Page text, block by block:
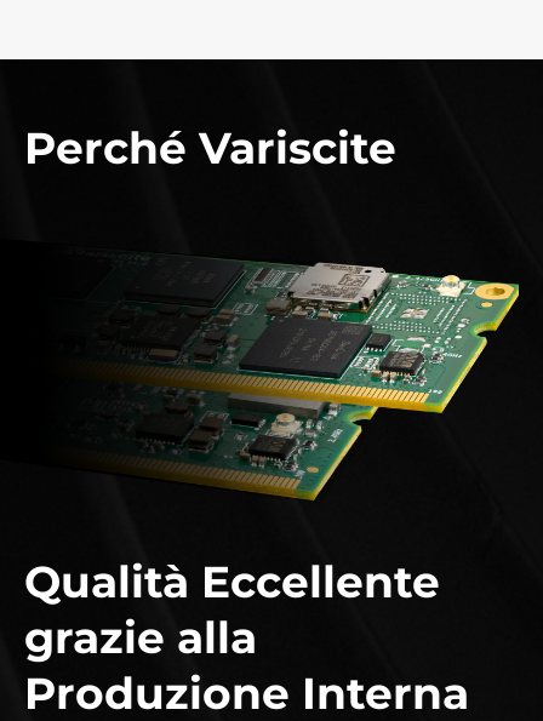
Perché Variscite
Qualità Eccellente
grazie alla
Produzione Interna